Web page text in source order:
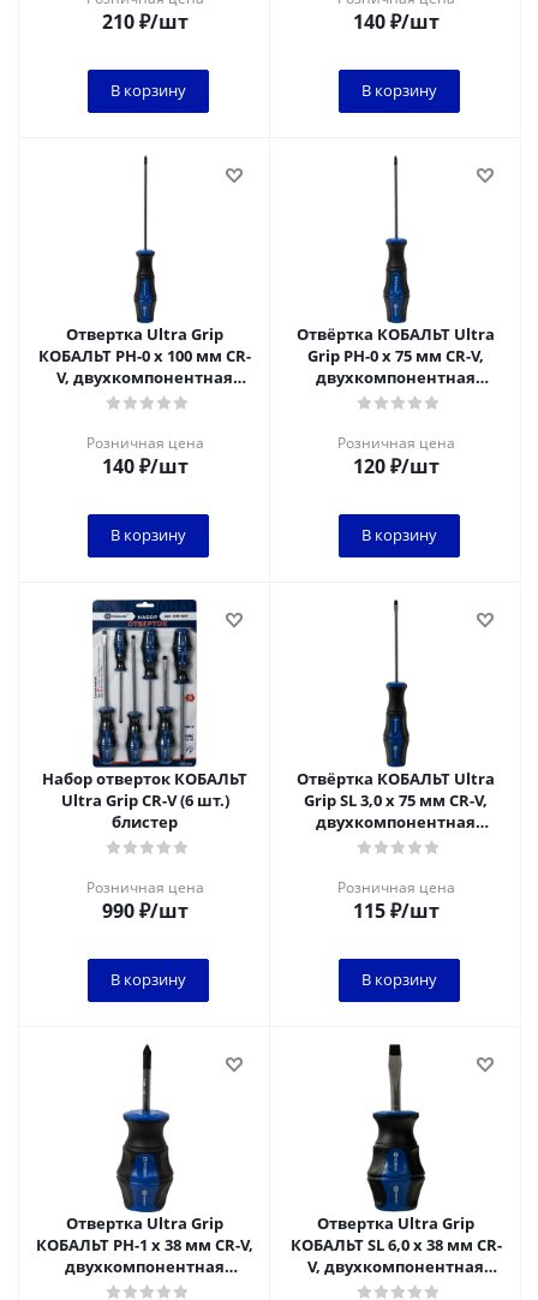
210₽/шт
В корзину
140₽/шт
В корзину
Отвертка Ultra Grip
КОБАЛЬТ PH-0 х 100 мм CR-
V, двухкомпонентная
рукоятка (1 шт.) подвес
Розничная цена
140₽/шт
В корзину
Отвёртка КОБАЛЬТ Ultra
Grip PH-0 х 75 мм CR-V,
двухкомпонентная
рукоятка (1 шт.) подвес
Розничная цена
120₽/шт
В корзину
Набор отверток КОБАЛЬТ
Ultra Grip CR-V (6 шт.)
блистер
Розничная цена
990₽/шт
В корзину
Отвёртка КОБАЛЬТ Ultra
Grip SL 3,0 х 75 мм CR-V,
двухкомпонентная
рукоятка (1 шт.) подвес
Розничная цена
115₽/шт
В корзину
Отвертка Ultra Grip
КОБАЛЬТ PH-1 х 38 мм CR-V,
двухкомпонентная
рукоятка (1 шт.) подвес
Отвертка Ultra Grip
КОБАЛЬТ SL 6,0 х 38 мм CR-
V, двухкомпонентная
рукоятка (1 шт.) подвес